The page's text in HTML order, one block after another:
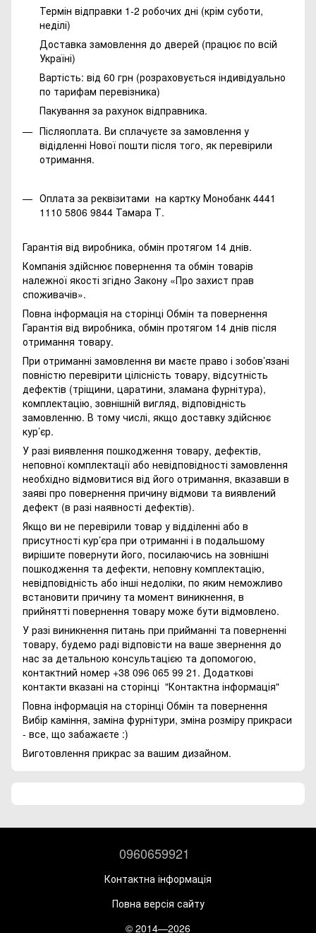
Термін відправки 1-2 робочих дні (крім суботи,
неділі)
Доставка замовлення до дверей (працює по всій
Україні)
Вартість: від 60 грн (розраховується індивідуально
по тарифам перевізника)
Пакування за рахунок відправника.
Післяоплата. Ви сплачуєте за замовлення у
відідленні Нової пошти після того, як перевірили
отримання.
Оплата за реквізитами на картку Монобанк 4441
1110 5806 9844 Тамара Т.
Гарантія від виробника, обмін протягом 14 днів.
Компанія здійснює повернення та обмін товарів
належної якості згідно Закону «Про захист прав
споживачів».
Повна інформація на сторінці Обмін та повернення
Гарантія від виробника, обмін протягом 14 днів після
отримання товару.
При отриманні замовлення ви маєте право і зобов’язані
повністю перевірити цілісність товару, відсутність
дефектів (тріщини, царатини, зламана фурнітура),
комплектацію, зовнішній вигляд, відповідність
замовленню. В тому числі, якщо доставку здійснює
кур’єр.
У разі виявлення пошкодження товару, дефектів,
неповної комплектації або невідповідності замовлення
необхідно відмовитися від його отримання, вказавши в
заяві про повернення причину відмови та виявлений
дефект (в разі наявності дефектів).
Якщо ви не перевірили товар у відділенні або в
присутності кур’єра при отриманні і в подальшому
вирішите повернути його, посилаючись на зовнішні
пошкодження та дефекти, неповну комплектацію,
невідповідність або інші недоліки, по яким неможливо
встановити причину та момент виникнення, в
прийнятті повернення товару може бути відмовлено.
У разі виникнення питань при прийманні та поверненні
товару, будемо раді відповісти на ваше звернення до
нас за детальною консультацією та допомогою,
контактний номер +38 096 065 99 21. Додаткові
контакти вказані на сторінці "Контактна інформація"
Повна інформація на сторінці Обмін та повернення
Вибір каміння, заміна фурнітури, зміна розміру прикраси
- все, що забажаєте :)
Виготовлення прикрас за вашим дизайном.
0960659921
Контактна інформація
Повна версія сайту
© 2014—2026